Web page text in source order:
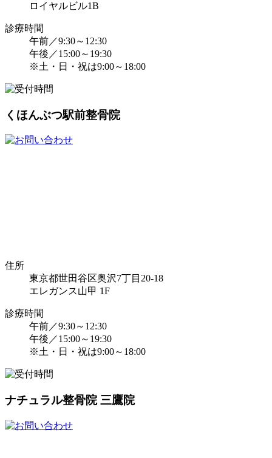
ロイヤルビル1B
診療時間
午前／9:30～12:30
午後／15:00～19:30
※土・日・祝は9:00～18:00
くほんぶつ駅前整骨院
住所
東京都世田谷区奥沢7丁目20-18
エレガンス山甲 1F
診療時間
午前／9:30～12:30
午後／15:00～19:30
※土・日・祝は9:00～18:00
ナチュラル整骨院 三鷹院